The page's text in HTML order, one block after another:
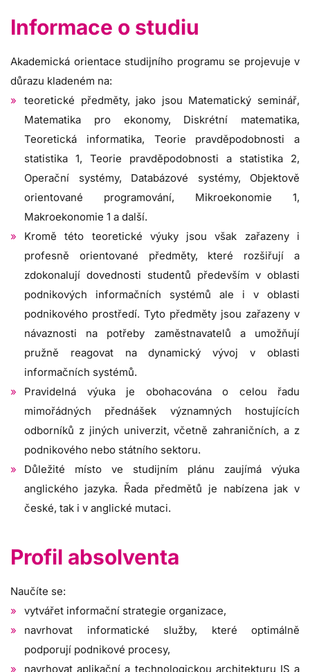
Informace o studiu
Akademická orientace studijního programu se projevuje v
důrazu kladeném na:
teoretické předměty, jako jsou Matematický seminář,
Matematika pro ekonomy, Diskrétní matematika,
Teoretická informatika, Teorie pravděpodobnosti a
statistika 1, Teorie pravděpodobnosti a statistika 2,
Operační systémy, Databázové systémy, Objektově
orientované programování, Mikroekonomie 1,
Makroekonomie 1 a další.
Kromě této teoretické výuky jsou však zařazeny i
profesně orientované předměty, které rozšiřují a
zdokonalují dovednosti studentů především v oblasti
podnikových informačních systémů ale i v oblasti
podnikového prostředí. Tyto předměty jsou zařazeny v
návaznosti na potřeby zaměstnavatelů a umožňují
pružně reagovat na dynamický vývoj v oblasti
informačních systémů.
Pravidelná výuka je obohacována o celou řadu
mimořádných přednášek významných hostujících
odborníků z jiných univerzit, včetně zahraničních, a z
podnikového nebo státního sektoru.
Důležité místo ve studijním plánu zaujímá výuka
anglického jazyka. Řada předmětů je nabízena jak v
české, tak i v anglické mutaci.
Profil absolventa
Naučíte se:
vytvářet informační strategie organizace,
navrhovat informatické služby, které optimálně
podporují podnikové procesy,
navrhovat aplikační a technologickou architekturu IS a